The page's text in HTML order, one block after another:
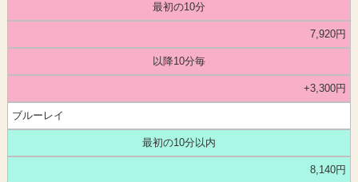
最初の10分
7,920円
以降10分毎
+3,300円
ブルーレイ
最初の10分以内
8,140円